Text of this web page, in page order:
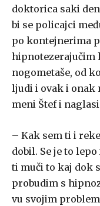
doktorica saki
bi se policajci
po kontejnerima
hipnotezerajučim
nogometaše, od
ljudi i ovak i onak
meni Štef i
– Kak sem ti i
dobil. Se je to
ti muči to kaj dok
probudim s
vu svojim